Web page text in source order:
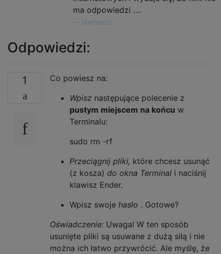
ma odpowiedzi ....
Manfred33
Odpowiedzi:
1
Co powiesz na:
Wpisz następujące polecenie z
pustym miejscem na końcu w
Terminalu:
sudo rm -rf
Przeciągnij pliki, które chcesz usunąć
(z kosza) do okna Terminal i naciśnij
klawisz Ender.
Wpisz swoje hasło . Gotowe?
Oświadczenie: Uwaga! W ten sposób
usunięte pliki są usuwane z dużą siłą i nie
można ich łatwo przywrócić. Ale myślę, że